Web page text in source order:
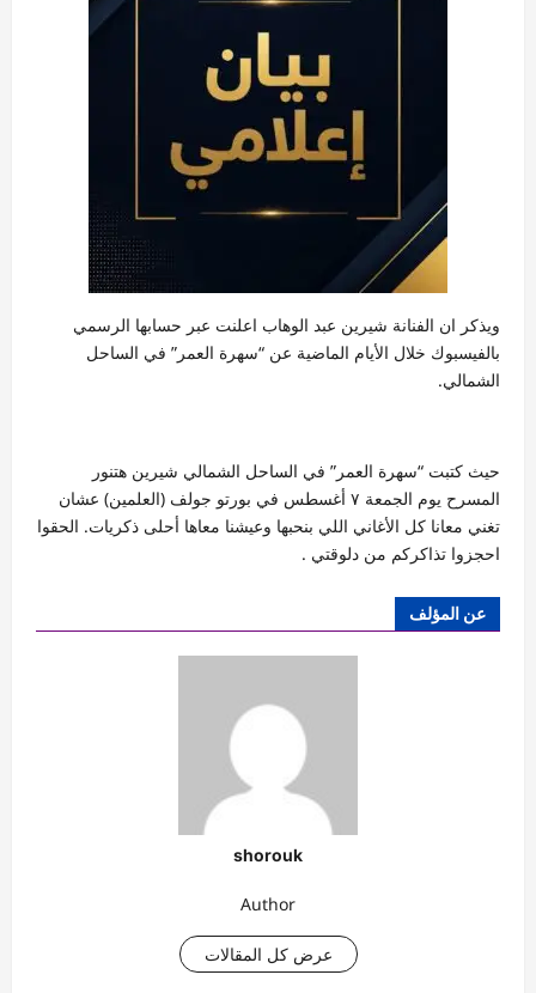
ويذكر ان الفنانة شيرين عبد الوهاب اعلنت عبر حسابها الرسمي
بالفيسبوك خلال الأيام الماضية عن “سهرة العمر” في الساحل
الشمالي.
حيث كتبت “سهرة العمر” في الساحل الشمالي شيرين هتنور
المسرح يوم الجمعة ٧ أغسطس في بورتو جولف (العلمين) عشان
تغني معانا كل الأغاني اللي بنحبها وعيشنا معاها أحلى ذكريات. الحقوا
احجزوا تذاكركم من دلوقتي .
عن المؤلف
shorouk
Author
عرض كل المقالات